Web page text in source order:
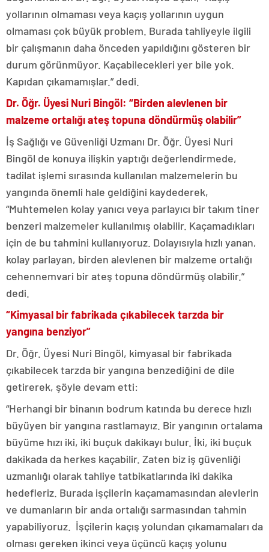
yollarının olmaması veya kaçış yollarının uygun
olmaması çok büyük problem. Burada tahliyeyle ilgili
bir çalışmanın daha önceden yapıldığını gösteren bir
durum görünmüyor. Kaçabilecekleri yer bile yok.
Kapıdan çıkamamışlar.” dedi.
Dr. Öğr. Üyesi Nuri Bingöl: “Birden alevlenen bir
malzeme ortalığı ateş topuna döndürmüş olabilir”
İş Sağlığı ve Güvenliği Uzmanı Dr. Öğr. Üyesi Nuri
Bingöl de konuya ilişkin yaptığı değerlendirmede,
tadilat işlemi sırasında kullanılan malzemelerin bu
yangında önemli hale geldiğini kaydederek,
“Muhtemelen kolay yanıcı veya parlayıcı bir takım tiner
benzeri malzemeler kullanılmış olabilir. Kaçamadıkları
için de bu tahmini kullanıyoruz. Dolayısıyla hızlı yanan,
kolay parlayan, birden alevlenen bir malzeme ortalığı
cehennemvari bir ateş topuna döndürmüş olabilir.”
dedi.
“Kimyasal bir fabrikada çıkabilecek tarzda bir
yangına benziyor”
Dr. Öğr. Üyesi Nuri Bingöl, kimyasal bir fabrikada
çıkabilecek tarzda bir yangına benzediğini de dile
getirerek, şöyle devam etti:
“Herhangi bir binanın bodrum katında bu derece hızlı
büyüyen bir yangına rastlamayız. Bir yangının ortalama
büyüme hızı iki, iki buçuk dakikayı bulur. İki, iki buçuk
dakikada da herkes kaçabilir. Zaten biz iş güvenliği
uzmanlığı olarak tahliye tatbikatlarında iki dakika
hedefleriz. Burada işçilerin kaçamamasından alevlerin
ve dumanların bir anda ortalığı sarmasından tahmin
yapabiliyoruz. İşçilerin kaçış yolundan çıkamamaları da
olması gereken ikinci veya üçüncü kaçış yolunu